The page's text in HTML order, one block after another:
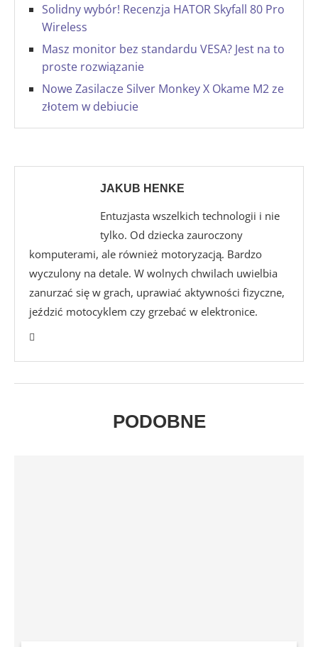
Solidny wybór! Recenzja HATOR Skyfall 80 Pro
Wireless
Masz monitor bez standardu VESA? Jest na to
proste rozwiązanie
Nowe Zasilacze Silver Monkey X Okame M2 ze
złotem w debiucie
JAKUB HENKE
Entuzjasta wszelkich technologii i nie
tylko. Od dziecka zauroczony
komputerami, ale również motoryzacją. Bardzo
wyczulony na detale. W wolnych chwilach uwielbia
zanurzać się w grach, uprawiać aktywności fizyczne,
jeździć motocyklem czy grzebać w elektronice.
PODOBNE